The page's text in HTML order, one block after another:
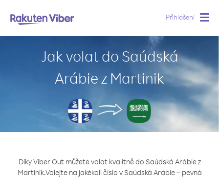
Přihlášení
Jak volat do Saúdská
Arábie z Martinik
Díky Viber Out můžete volat kvalitně do Saúdská Arábie z
Martinik.Volejte na jakékoli číslo v Saúdská Arábie – pevná